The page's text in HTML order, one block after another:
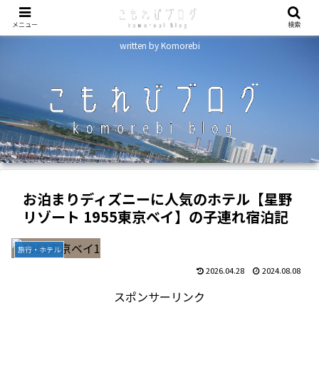
written by Komorebi
お泊まりディズニーに人気のホテル【星野
リゾート 1955東京ベイ】の子連れ宿泊記
旅行・ホテル
2026.04.28 2024.08.08
スポンサーリンク
メニュー 検索